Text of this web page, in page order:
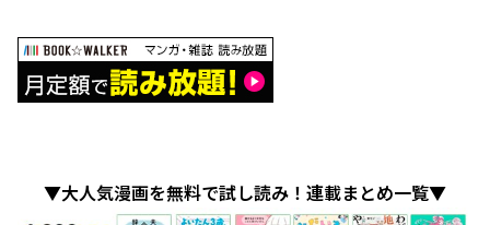
▼大人気漫画を無料で試し読み！連載まとめ一覧▼